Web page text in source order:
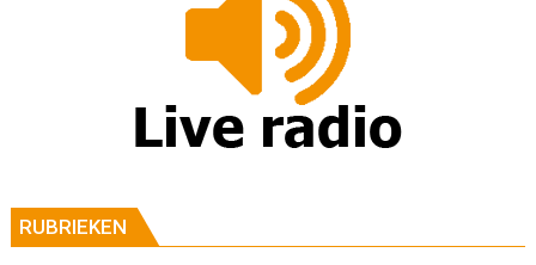
RUBRIEKEN